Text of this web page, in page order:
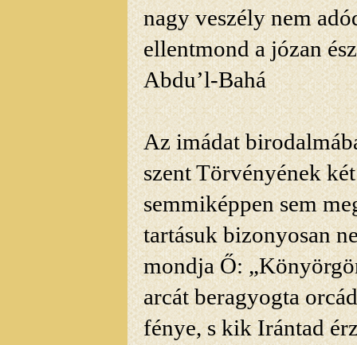
nagy veszély nem
ellentmond a józan
Abdu’l-Bahá
Az imádat
szent Törvényének
semmiképpen sem
tartásuk bizonyosan
mondja Ő:
arcát beragyogta
fénye, s kik Irántad